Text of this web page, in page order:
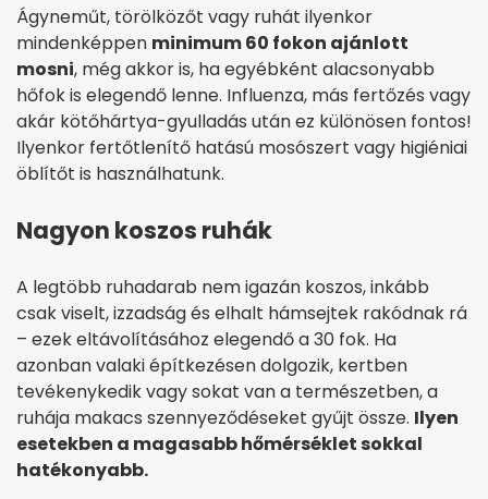
Ágyneműt, törölközőt vagy ruhát ilyenkor
mindenképpen minimum 60 fokon ajánlott
mosni, még akkor is, ha egyébként alacsonyabb
hőfok is elegendő lenne. Influenza, más fertőzés vagy
akár kötőhártya-gyulladás után ez különösen fontos!
Ilyenkor fertőtlenítő hatású mosószert vagy higiéniai
öblítőt is használhatunk.
Nagyon koszos ruhák
A legtöbb ruhadarab nem igazán koszos, inkább
csak viselt, izzadság és elhalt hámsejtek rakódnak rá
– ezek eltávolításához elegendő a 30 fok. Ha
azonban valaki építkezésen dolgozik, kertben
tevékenykedik vagy sokat van a természetben, a
ruhája makacs szennyeződéseket gyűjt össze. Ilyen
esetekben a magasabb hőmérséklet sokkal
hatékonyabb.